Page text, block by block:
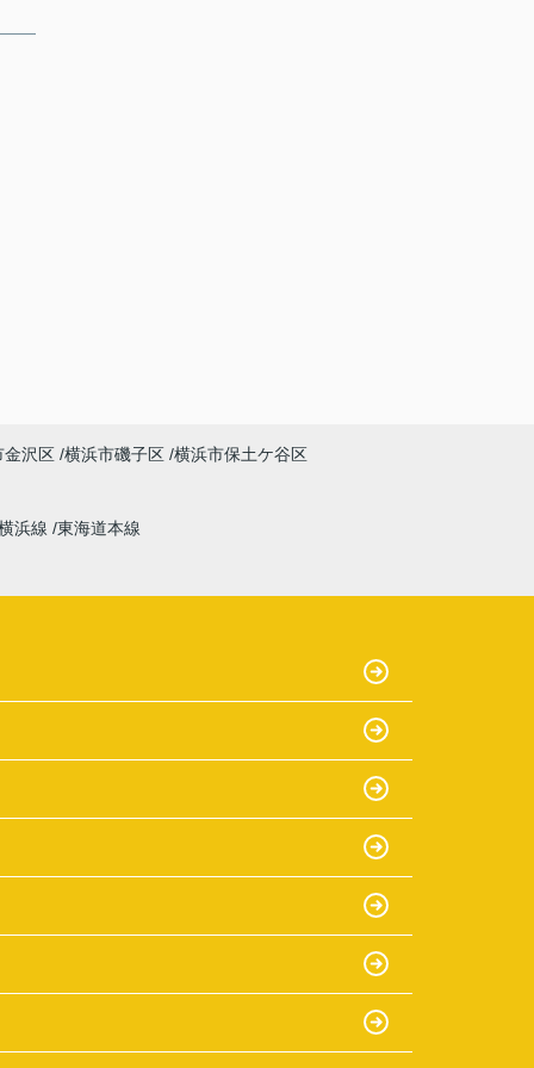
金沢区 横浜市磯子区 横浜市保土ケ谷区
浜線 東海道本線